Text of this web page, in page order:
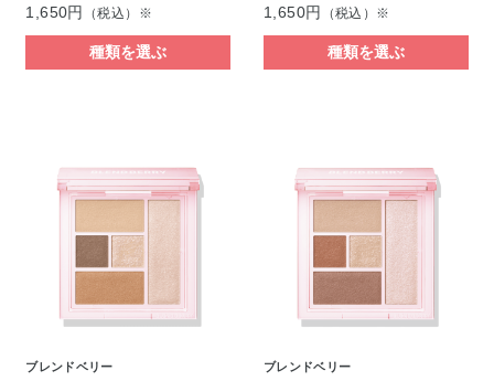
1,650円 （税込）※
種類を選ぶ
1,650円 （税込）※
種類を選ぶ
ブレンドベリー ブレンドベリー